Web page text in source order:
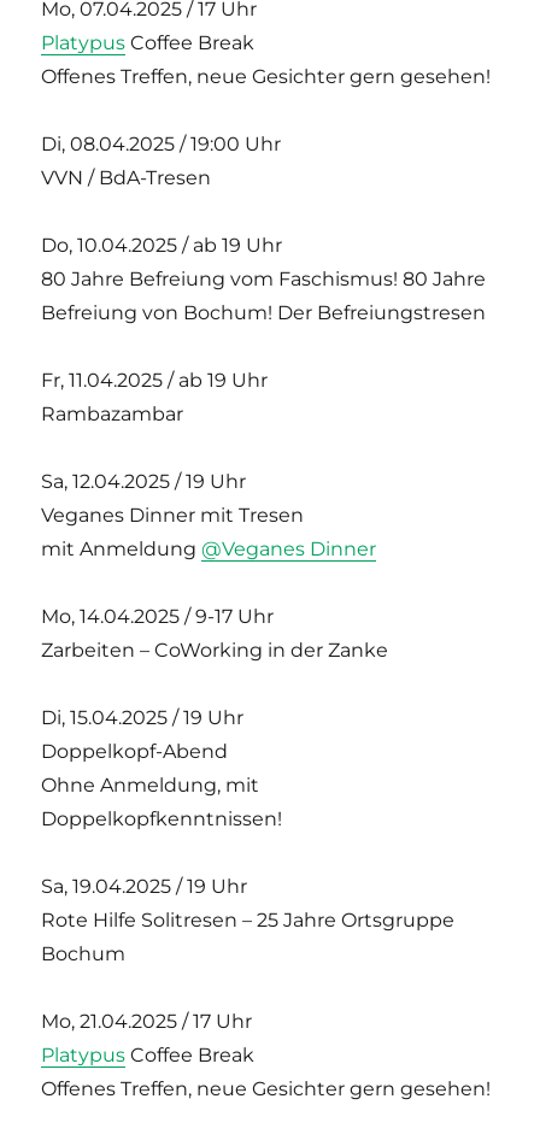
Mo, 07.04.2025 / 17 Uhr
Platypus Coffee Break
Offenes Treffen, neue Gesichter gern gesehen!
Di, 08.04.2025 / 19:00 Uhr
VVN / BdA-Tresen
Do, 10.04.2025 / ab 19 Uhr
80 Jahre Befreiung vom Faschismus! 80 Jahre
Befreiung von Bochum! Der Befreiungstresen
Fr, 11.04.2025 / ab 19 Uhr
Rambazambar
Sa, 12.04.2025 / 19 Uhr
Veganes Dinner mit Tresen
mit Anmeldung@Veganes Dinner
Mo, 14.04.2025 / 9-17 Uhr
Zarbeiten – CoWorking in der Zanke
Di, 15.04.2025 / 19 Uhr
Doppelkopf-Abend
Ohne Anmeldung, mit
Doppelkopfkenntnissen!
Sa, 19.04.2025 / 19 Uhr
Rote Hilfe Solitresen – 25 Jahre Ortsgruppe
Bochum
Mo, 21.04.2025 / 17 Uhr
Platypus Coffee Break
Offenes Treffen, neue Gesichter gern gesehen!